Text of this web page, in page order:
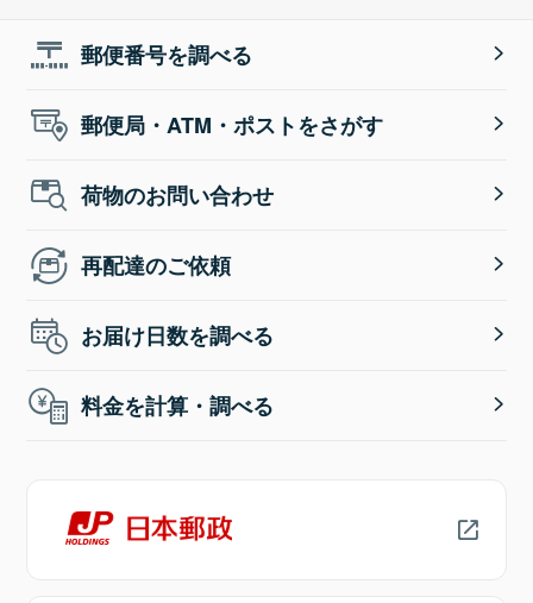
郵便番号を調べる
郵便局・ATM・ポストをさがす
荷物のお問い合わせ
再配達のご依頼
お届け日数を調べる
料金を計算・調べる